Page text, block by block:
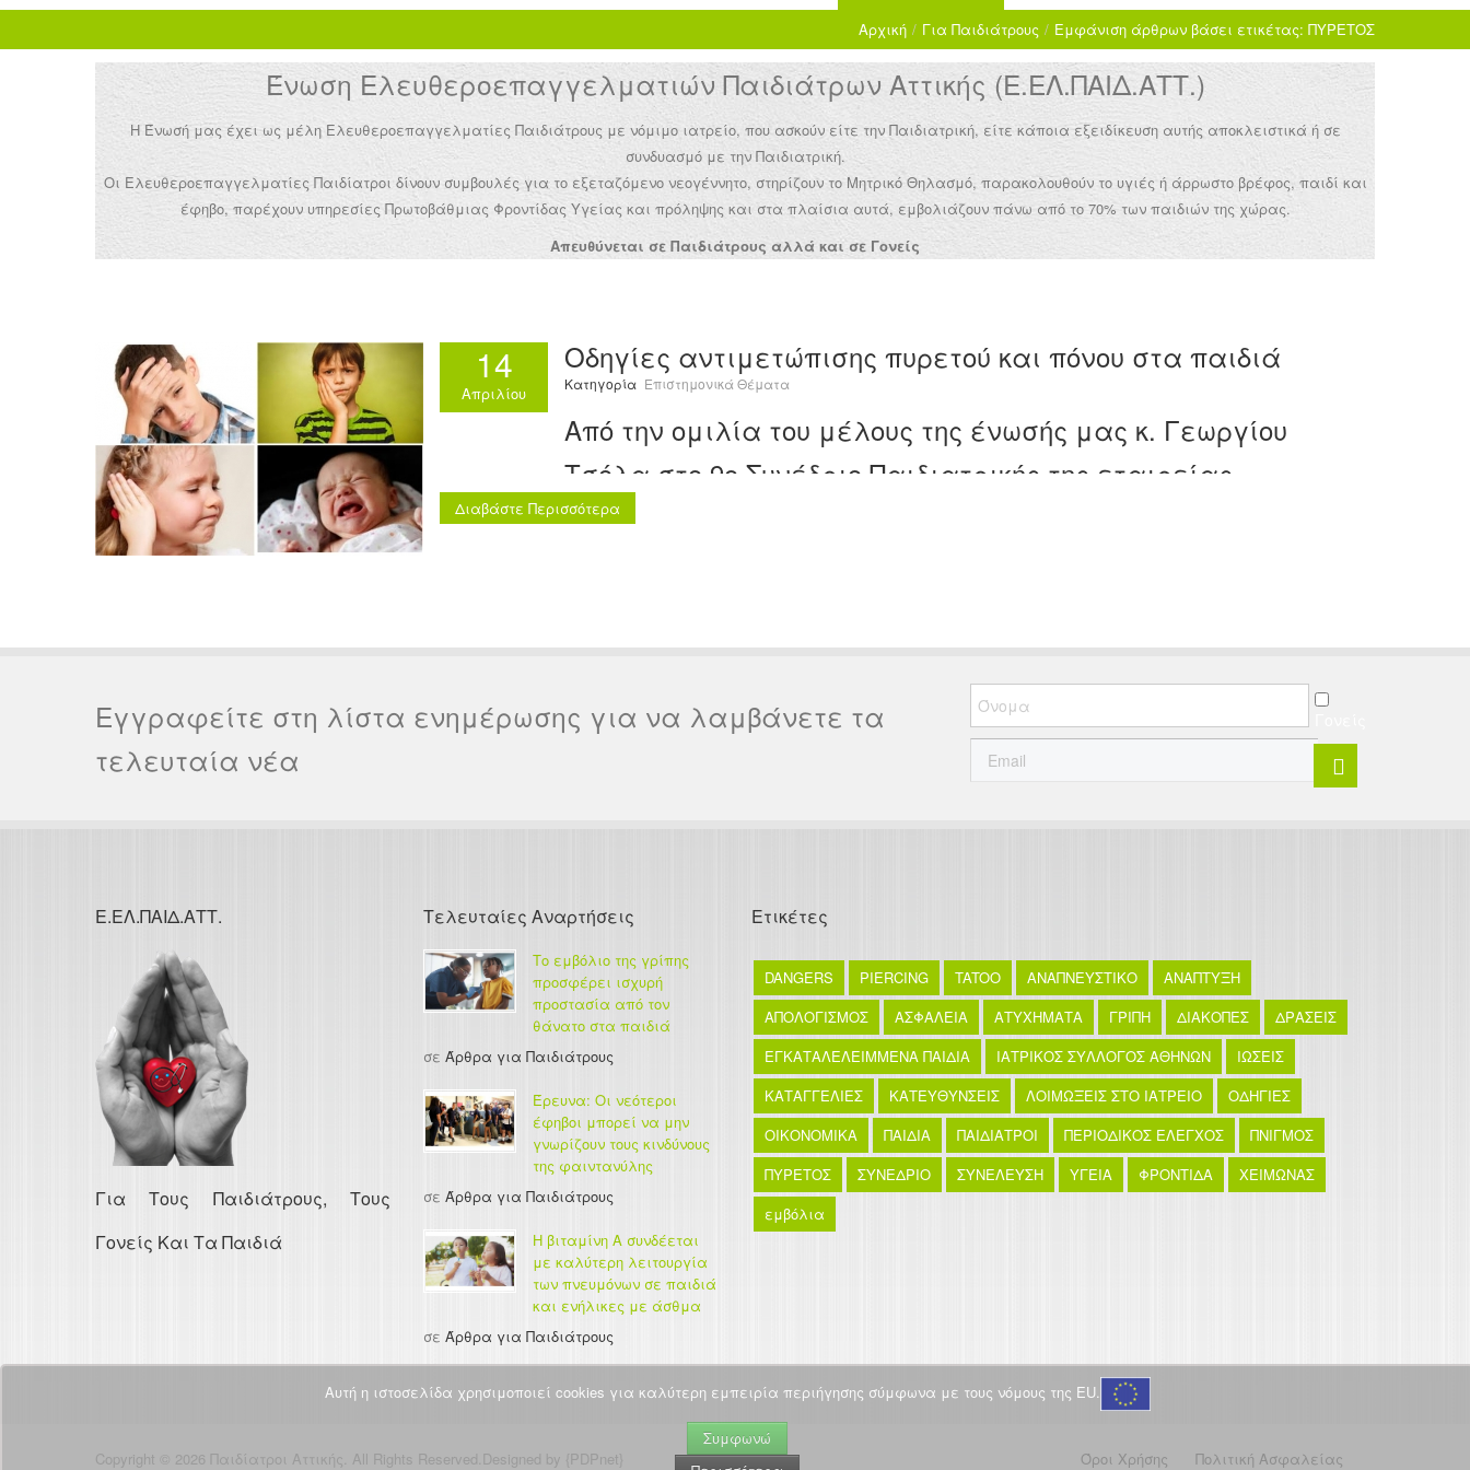
Αρχική / Για Παιδιάτρους / Εμφάνιση άρθρων βάσει ετικέτας: ΠΥΡΕΤΟΣ
Ένωση Ελευθεροεπαγγελματιών Παιδιάτρων Αττικής (Ε.ΕΛ.ΠΑΙΔ.ΑΤΤ.)
Η Ένωσή μας έχει ως μέλη Ελευθεροεπαγγελματίες Παιδιάτρους με νόμιμο ιατρείο, που ασκούν είτε την Παιδιατρική, είτε κάποια εξειδίκευση αυτής αποκλειστικά ή σε
συνδυασμό με την Παιδιατρική.
Οι Ελευθεροεπαγγελματίες Παιδίατροι δίνουν συμβουλές για το εξεταζόμενο νεογέννητο, στηρίζουν το Μητρικό Θηλασμό, παρακολουθούν το υγιές ή άρρωστο βρέφος, παιδί και
έφηβο, παρέχουν υπηρεσίες Πρωτοβάθμιας Φροντίδας Υγείας και πρόληψης και στα πλαίσια αυτά, εμβολιάζουν πάνω από το 70% των παιδιών της χώρας.
Απευθύνεται σε Παιδιάτρους αλλά και σε Γονείς
14
Απριλίου
Οδηγίες αντιμετώπισης πυρετού και πόνου στα παιδιά
Κατηγορία Επιστημονικά Θέματα
Από την ομιλία του μέλους της ένωσής μας κ. Γεωργίου
Τσόλα στο 9ο Συνέδριο Παιδιατρικής της εταιρείας
συνεχιζόμενης εκπαίδευσης στην παιδιατρική.
Διαβάστε Περισσότερα
Εγγραφείτε στη λίστα ενημέρωσης για να λαμβάνετε τα
τελευταία νέα
Ε.ΕΛ.ΠΑΙΔ.ΑΤΤ.
Για Τους Παιδιάτρους, Τους
Γονείς Και Τα Παιδιά
Τελευταίες Αναρτήσεις
Το εμβόλιο της γρίπης
προσφέρει ισχυρή
προστασία από τον
θάνατο στα παιδιά
σε Άρθρα για Παιδιάτρους
Έρευνα: Οι νεότεροι
έφηβοι μπορεί να μην
γνωρίζουν τους κινδύνους
της φαιντανύλης
σε Άρθρα για Παιδιάτρους
Η βιταμίνη Α συνδέεται
με καλύτερη λειτουργία
των πνευμόνων σε παιδιά
και ενήλικες με άσθμα
σε Άρθρα για Παιδιάτρους
Ετικέτες
DANGERS PIERCING TATOO ΑΝΑΠΝΕΥΣΤΙΚΟ
ΑΝΑΠΤΥΞΗ
ΑΠΟΛΟΓΙΣΜΟΣ
ΑΣΦΑΛΕΙΑ ΑΤΥΧΗΜΑΤΑ ΓΡΙΠΗ ΔΙΑΚΟΠΕΣ
ΔΡΑΣΕΙΣ
ΕΓΚΑΤΑΛΕΛΕΙΜΜΕΝΑ ΠΑΙΔΙΑ
ΙΑΤΡΙΚΟΣ ΣΥΛΛΟΓΟΣ ΑΘΗΝΩΝ
ΙΩΣΕΙΣ
ΚΑΤΑΓΓΕΛΙΕΣ
ΚΑΤΕΥΘΥΝΣΕΙΣ ΛΟΙΜΩΞΕΙΣ ΣΤΟ ΙΑΤΡΕΙΟ
ΟΔΗΓΙΕΣ
ΟΙΚΟΝΟΜΙΚΑ
ΠΑΙΔΙΑ ΠΑΙΔΙΑΤΡΟΙ ΠΕΡΙΟΔΙΚΟΣ ΕΛΕΓΧΟΣ
ΠΝΙΓΜΟΣ
ΠΥΡΕΤΟΣ
ΣΥΝΕΔΡΙΟ ΣΥΝΕΛΕΥΣΗ ΥΓΕΙΑ ΦΡΟΝΤΙΔΑ
ΧΕΙΜΩΝΑΣ
εμβόλια
Copyright © 2026 Παιδίατροι Αττικής. All Rights Reserved. Designed by {PDPnet} Όροι Χρήσης Πολιτική Ασφαλείας
Αυτή η ιστοσελίδα χρησιμοποιεί cookies για καλύτερη εμπειρία περιήγησης σύμφωνα με τους νόμους της EU.
Συμφωνώ